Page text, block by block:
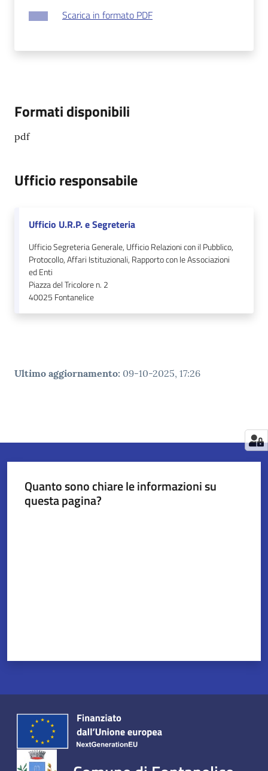
Scarica in formato PDF
Formati disponibili
pdf
Ufficio responsabile
Ufficio U.R.P. e Segreteria
Ufficio Segreteria Generale, Ufficio Relazioni con il Pubblico,
Protocollo, Affari Istituzionali, Rapporto con le Associazioni
ed Enti
Piazza del Tricolore n. 2
40025 Fontanelice
Ultimo aggiornamento: 09-10-2025, 17:26
Quanto sono chiare le informazioni su
questa pagina?